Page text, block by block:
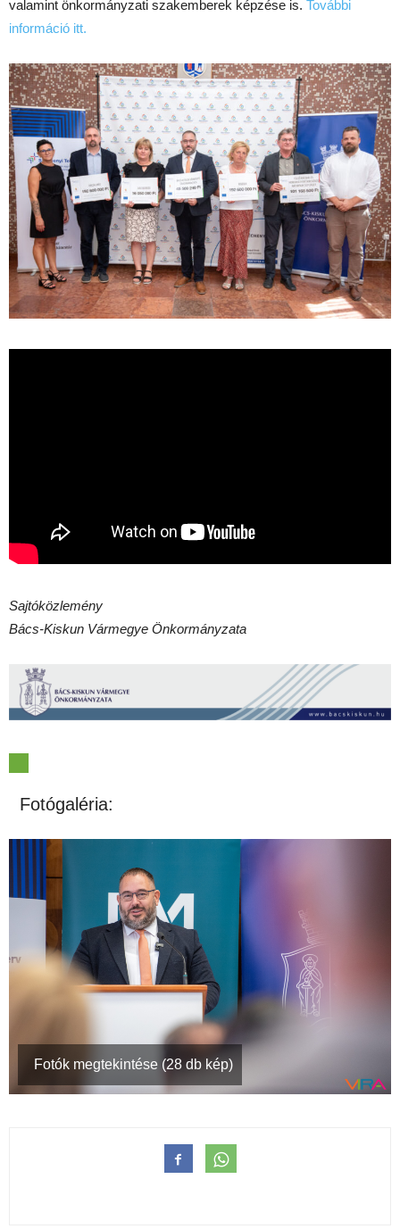
valamint önkormányzati szakemberek képzése is. További
információ itt.
Sajtóközlemény
Bács-Kiskun Vármegye Önkormányzata
Fotógaléria:
Fotók megtekintése (28 db kép)